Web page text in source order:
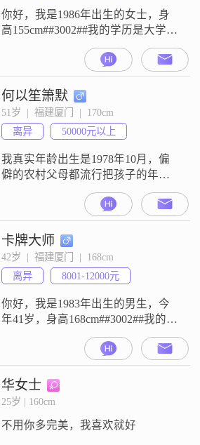
活，结伴同行只是锦上添花，绝不
接受单方面付出的相处模
你好，我是1986年出生的女士，身
高155cm##3002##我的学历是大学本
科，现在在厦门工作，月收入在
8001到12000元之间##3002##我性
格：待人真诚，有责任心，为人大
气，不做作，有爱心，和家人朋友
相处非常融洽##3002##厦门翔安有
房，翔安某医院护士，编内，离
异，有一男孩归男方抚养##3002##
我的
何以笙箫默
51岁  |  福建厦门  |  170cm
离异
50000元以上
我真实年龄出生是1978年10月，偏
僻的农村父母都流行把孩子的年龄
写大几岁，为了多分口粮和早点读
书，于是父母把兄弟三人的年龄都
写大了几岁##3002##我是2000年电
力系统本科毕业，后于2011年获得
厦门大学工商管理硕士学位，目前
在电源行业头部前几名的企业担任
高管，定居在厦门岛内##3002##我
是一位责任心强##3
卡牌大师
42岁  |  福建厦门  |  168cm
离异
8001-12000元
你好，我是1983年出生的男生，今
年41岁，身高168cm##3002##我的学
历是大专，目前的工作地点在厦
门，月收入在8001到12000元之间
##3002##关于我的性格与生活，我
是一个活在当下的人，平时为人真
诚可靠##3002##对待感情我也秉持
认真对待感情的人##3002##在工作
华女士
25岁 | 160cm
不用你多完美，我喜欢就好